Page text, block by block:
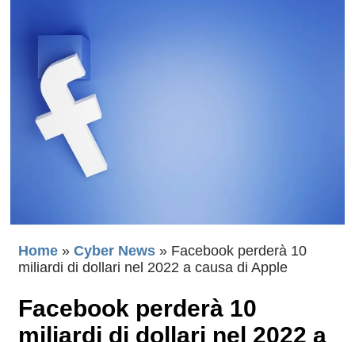
Home » Cyber News » Facebook perderà 10
miliardi di dollari nel 2022 a causa di Apple
Facebook perderà 10
miliardi di dollari nel 2022 a